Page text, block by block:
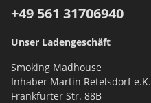
+49 561 31706940
Unser Ladengeschäft
Smoking Madhouse
Inhaber Martin Retelsdorf e.K.
Frankfurter Str. 88B